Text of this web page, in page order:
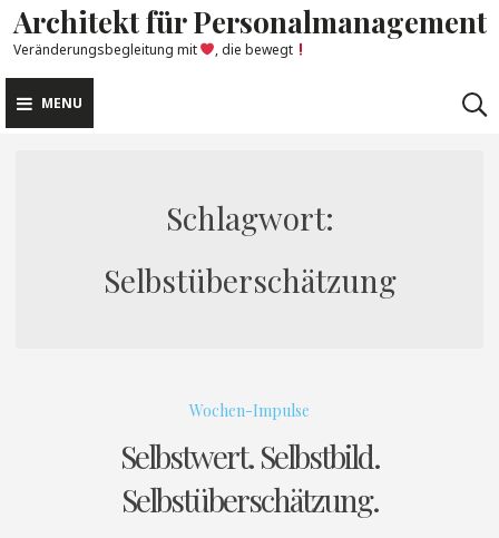
Skip
to
content
Architekt für Personalmanagement
Veränderungsbegleitung mit , die bewegt
MENU
Schlagwort:
Selbstüberschätzung
Wochen-Impulse
Selbstwert. Selbstbild.
Selbstüberschätzung.